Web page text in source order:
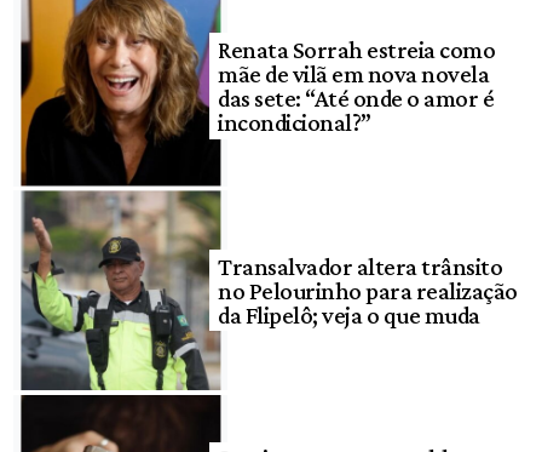
Renata Sorrah estreia como
mãe de vilã em nova novela
das sete: “Até onde o amor é
incondicional?”
Transalvador altera trânsito
no Pelourinho para realização
da Flipelô; veja o que muda